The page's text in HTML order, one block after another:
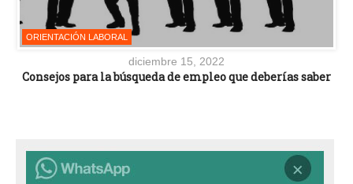
ORIENTACIÓN LABORAL
diciembre 15, 2022
Consejos para la búsqueda de empleo que deberías saber